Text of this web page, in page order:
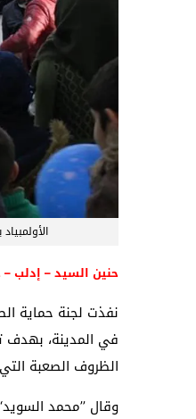
حنين السيد – إدلب
نفذت لجنة حماية
في المدينة، بهدف
الظروف الصعبة